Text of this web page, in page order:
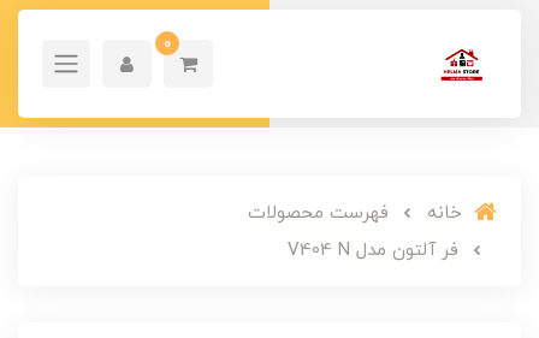
0
خانه
فهرست محصولات
فر آلتون مدل V404 N